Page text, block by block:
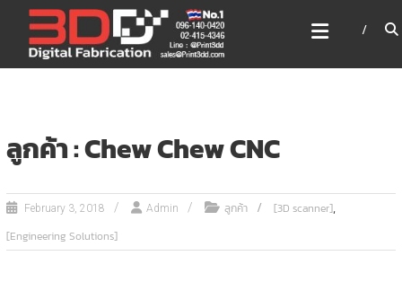
content
3DD DIGITAL FABRICATION
เครื่องพิมพ์3มิติ สแกนเนอร์
เลเซอร์
ลูกค้า : Chew Chew CNC
February 3, 2018 Admin ลูกค้า [3D scanner],
[Engineering Solutions]